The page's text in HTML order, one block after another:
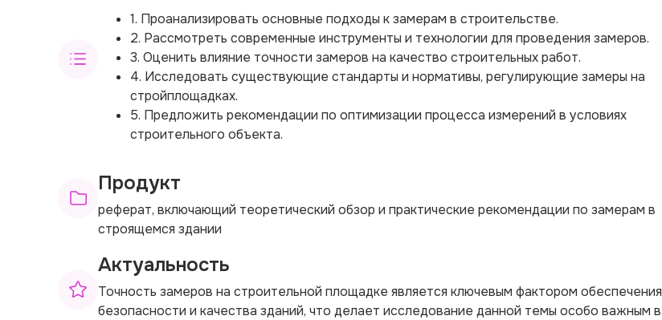
1. Проанализировать основные подходы к замерам в строительстве.
2. Рассмотреть современные инструменты и технологии для проведения замеров.
3. Оценить влияние точности замеров на качество строительных работ.
4. Исследовать существующие стандарты и нормативы, регулирующие замеры на
стройплощадках.
5. Предложить рекомендации по оптимизации процесса измерений в условиях
строительного объекта.
Продукт
реферат, включающий теоретический обзор и практические рекомендации по замерам в
строящемся здании
Актуальность
Точность замеров на строительной площадке является ключевым фактором обеспечения
безопасности и качества зданий, что делает исследование данной темы особо важным в